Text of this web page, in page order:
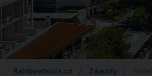
Rainbowtours.cz Zájezdy